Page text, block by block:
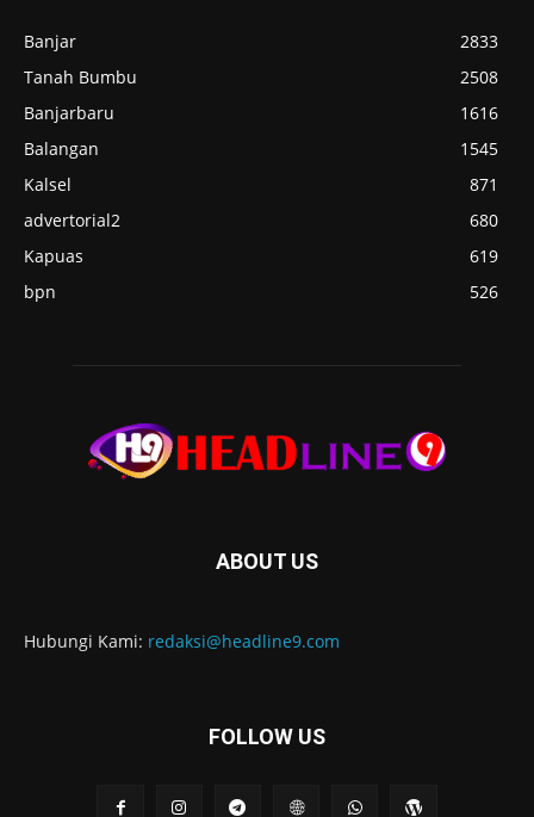
Banjar
2833
Tanah Bumbu
2508
Banjarbaru
1616
Balangan
1545
Kalsel
871
advertorial2
680
Kapuas
619
bpn
526
ABOUT US
Hubungi Kami: redaksi@headline9.com
FOLLOW US